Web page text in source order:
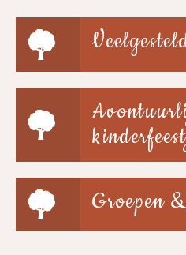
Groepen